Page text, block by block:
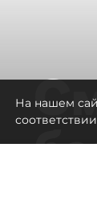
На нашем